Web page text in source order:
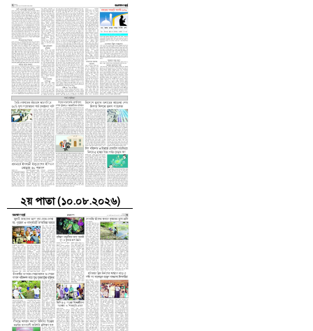
২য় পাতা (১০.০৮.২০২৬)